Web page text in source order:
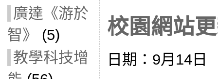
廣達《游於
智》
(5)
教學科技增
校園網站
日期：9月14日